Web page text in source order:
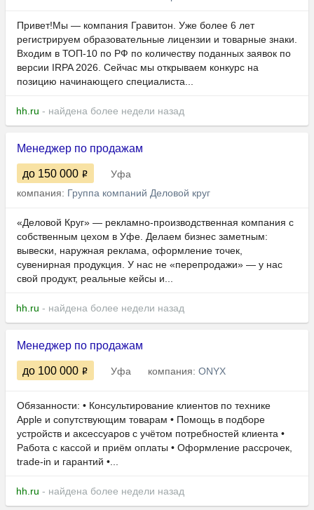
Привет!Мы — компания Гравитон. Уже более 6 лет
регистрируем образовательные лицензии и товарные знаки.
Входим в ТОП-10 по РФ по количеству поданных заявок по
версии IRPA 2026. Сейчас мы открываем конкурс на
позицию начинающего специалиста...
hh.ru - найдена более недели назад
Менеджер по продажам
до 150 000
Уфа
компания: Группа компаний Деловой круг
«Деловой Круг» — рекламно-производственная компания с
собственным цехом в Уфе. Делаем бизнес заметным:
вывески, наружная реклама, оформление точек,
сувенирная продукция. У нас не «перепродажи» — у нас
свой продукт, реальные кейсы и...
hh.ru - найдена более недели назад
Менеджер по продажам
до 100 000 Уфа компания: ONYX
Обязанности: • Консультирование клиентов по технике
Apple и сопутствующим товарам • Помощь в подборе
устройств и аксессуаров с учётом потребностей клиента •
Работа с кассой и приём оплаты • Оформление рассрочек,
trade-in и гарантий •...
hh.ru - найдена более недели назад